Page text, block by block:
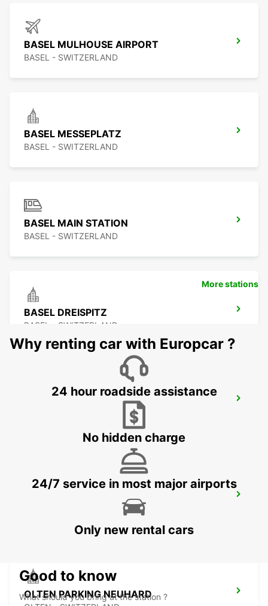
BASEL MULHOUSE AIRPORT
BASEL - SWITZERLAND
BASEL MESSEPLATZ
BASEL - SWITZERLAND
BASEL MAIN STATION
BASEL - SWITZERLAND
BASEL DREISPITZ
BASEL - SWITZERLAND
PRATTELN GERBER BREAKDOWN
PRATTELN - SWITZERLAND
OLTEN PARKING NEUHARD
More stations
Why renting car with Europcar ?
24 hour roadside assistance
No hidden charge
24/7 service in most major airports
Only new rental cars
Good to know
What should you bring at the station ?